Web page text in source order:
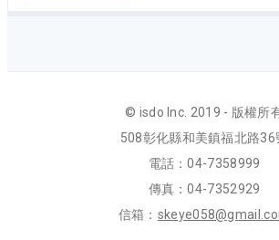
© isdo Inc. 2019 - 版權所
508彰化縣和美鎮福北路36
電話：04-7358999
傳真：04-7352929
信箱：